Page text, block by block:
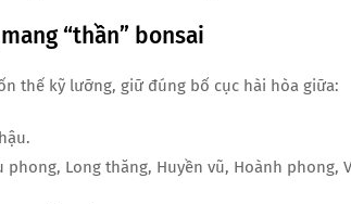
“thần” bonsai
thế kỹ lưỡng, giữ đúng bố cục hài hòa giữa:
Long thăng, Huyền vũ, Hoành phong,